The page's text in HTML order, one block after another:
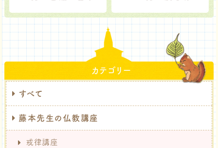
カテゴリー
すべて
藤本先生の仏教講座
戒律講座